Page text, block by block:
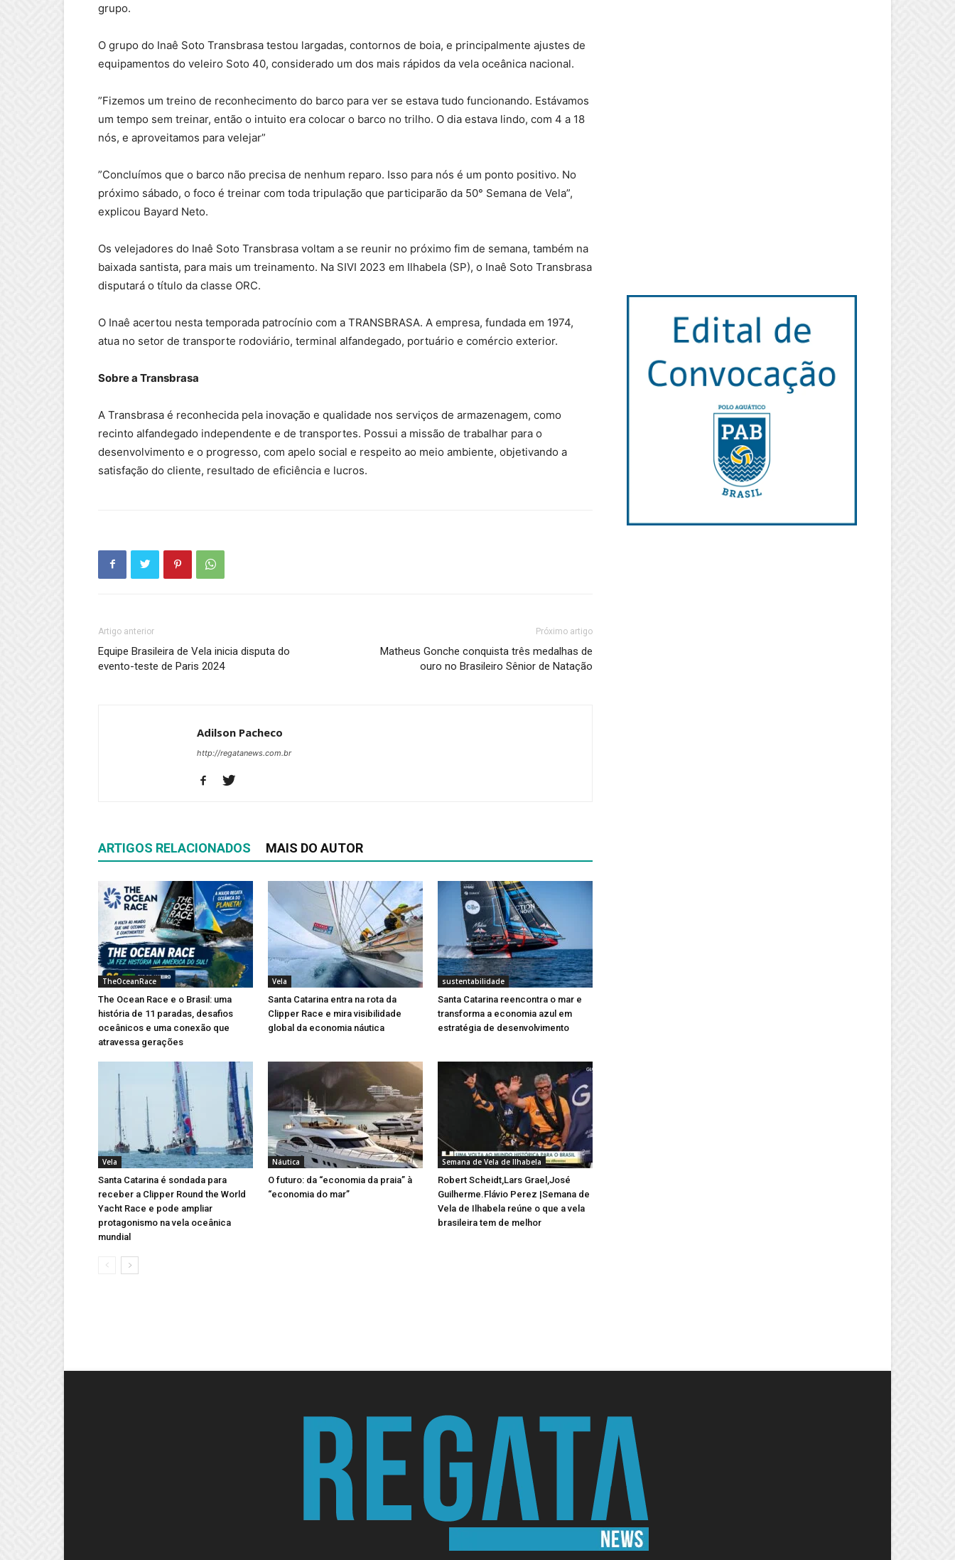
grupo.
O grupo do Inaê Soto Transbrasa testou largadas, contornos de boia, e principalmente ajustes de
equipamentos do veleiro Soto 40, considerado um dos mais rápidos da vela oceânica nacional.
”Fizemos um treino de reconhecimento do barco para ver se estava tudo funcionando. Estávamos
um tempo sem treinar, então o intuito era colocar o barco no trilho. O dia estava lindo, com 4 a 18
nós, e aproveitamos para velejar”
”Concluímos que o barco não precisa de nenhum reparo. Isso para nós é um ponto positivo. No
próximo sábado, o foco é treinar com toda tripulação que participarão da 50° Semana de Vela”,
explicou Bayard Neto.
Os velejadores do Inaê Soto Transbrasa voltam a se reunir no próximo fim de semana, também na
baixada santista, para mais um treinamento. Na SIVI 2023 em Ilhabela (SP), o Inaê Soto Transbrasa
disputará o título da classe ORC.
O Inaê acertou nesta temporada patrocínio com a TRANSBRASA. A empresa, fundada em 1974,
atua no setor de transporte rodoviário, terminal alfandegado, portuário e comércio exterior.
Sobre a Transbrasa
A Transbrasa é reconhecida pela inovação e qualidade nos serviços de armazenagem, como
recinto alfandegado independente e de transportes. Possui a missão de trabalhar para o
desenvolvimento e o progresso, com apelo social e respeito ao meio ambiente, objetivando a
satisfação do cliente, resultado de eficiência e lucros.
Artigo anterior
Equipe Brasileira de Vela inicia disputa do
evento-teste de Paris 2024
Próximo artigo
Matheus Gonche conquista três medalhas de
ouro no Brasileiro Sênior de Natação
Adilson Pacheco
http://regatanews.com.br
ARTIGOS RELACIONADOS MAIS DO AUTOR
TheOceanRace
The Ocean Race e o Brasil: uma
história de 11 paradas, desafios
oceânicos e uma conexão que
atravessa gerações
Vela
Santa Catarina entra na rota da
Clipper Race e mira visibilidade
global da economia náutica
sustentabilidade
Santa Catarina reencontra o mar e
transforma a economia azul em
estratégia de desenvolvimento
Vela
Santa Catarina é sondada para
receber a Clipper Round the World
Yacht Race e pode ampliar
protagonismo na vela oceânica
mundial
Náutica
O futuro: da “economia da praia” à
“economia do mar”
Semana de Vela de Ilhabela
Robert Scheidt,Lars Grael,José
Guilherme.Flávio Perez |Semana de
Vela de Ilhabela reúne o que a vela
brasileira tem de melhor